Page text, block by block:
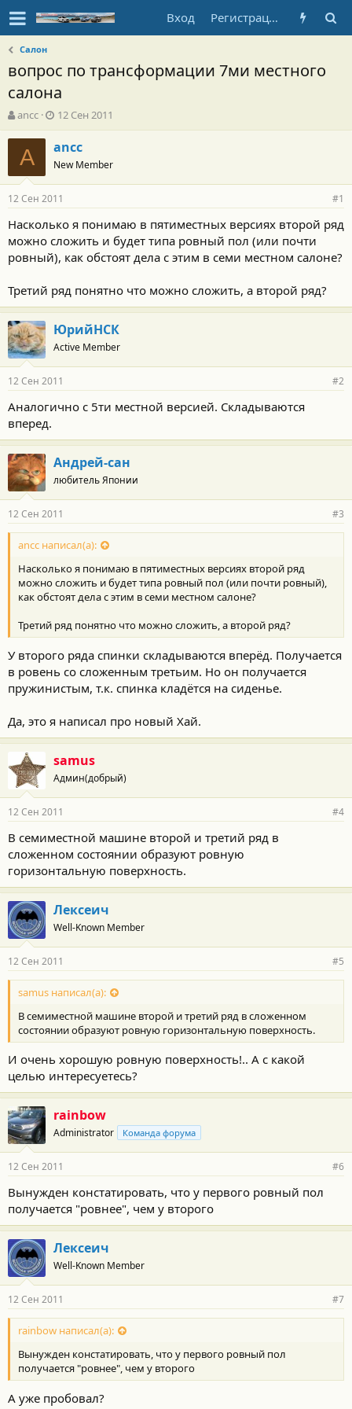
Вход Регистрация
Салон
вопрос по трансформации 7ми местного
салона
А
в
т
о
т
е
м
ы
ancc
Д
а
т
а
н
а
ч
а
л
а
12 Сен 2011
A ancc
New Member
12 Сен 2011 #1
Насколько я понимаю в пятиместных версиях второй ряд
можно сложить и будет типа ровный пол (или почти
ровный), как обстоят дела с этим в семи местном салоне?
Третий ряд понятно что можно сложить, а второй ряд?
ЮрийНСК
Active Member
12 Сен 2011 #2
Аналогично с 5ти местной версией. Складываются
вперед.
Андрей-сан
любитель Японии
12 Сен 2011 #3
ancc написал(а):
Насколько я понимаю в пятиместных версиях второй ряд
можно сложить и будет типа ровный пол (или почти ровный),
как обстоят дела с этим в семи местном салоне?
Третий ряд понятно что можно сложить, а второй ряд?
У второго ряда спинки складываются вперёд. Получается
в ровень со сложенным третьим. Но он получается
пружинистым, т.к. спинка кладётся на сиденье.
Да, это я написал про новый Хай.
samus
Админ(добрый)
12 Сен 2011 #4
В семиместной машине второй и третий ряд в
сложенном состоянии образуют ровную
горизонтальную поверхность.
Лексеич
Well-Known Member
12 Сен 2011 #5
samus написал(а):
В семиместной машине второй и третий ряд в сложенном
состоянии образуют ровную горизонтальную поверхность.
И очень хорошую ровную поверхность!.. А с какой
целью интересуетесь?
rainbow
Administrator Команда форума
12 Сен 2011 #6
Вынужден констатировать, что у первого ровный пол
получается "ровнее", чем у второго
Лексеич
Well-Known Member
12 Сен 2011 #7
rainbow написал(а):
Вынужден констатировать, что у первого ровный пол
получается "ровнее", чем у второго
А уже пробовал?